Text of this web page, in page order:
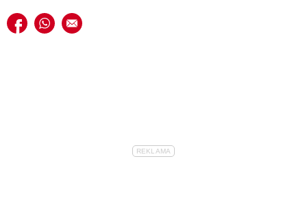
Udostępnij na facebook
Udostępnij na whatsapp
E-mail do przyjaciela